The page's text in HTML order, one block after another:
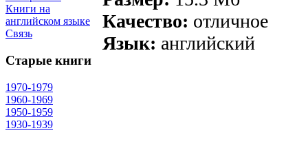
Книги на
английском языке
Связь
Старые книги
1970-1979
1960-1969
1950-1959
1930-1939
Качество: отличное
Язык: английский